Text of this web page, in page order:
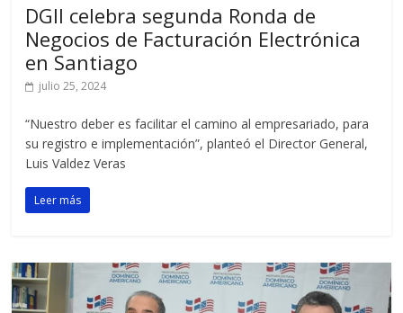
DGII celebra segunda Ronda de
Negocios de Facturación Electrónica
en Santiago
julio 25, 2024
“Nuestro deber es facilitar el camino al empresariado, para
su registro e implementación”, planteó el Director General,
Luis Valdez Veras
Leer más